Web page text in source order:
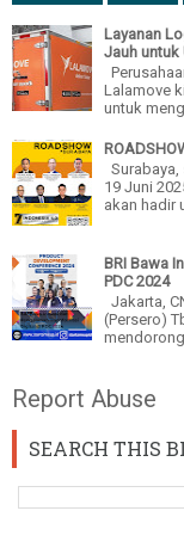
Layanan
Jauh untuk
Lalamove
untuk
Surabaya,
19 Juni
akan hadir
BRI Bawa
PDC 2024
Jakarta,
(Persero)
Report Abuse
SEARCH THIS